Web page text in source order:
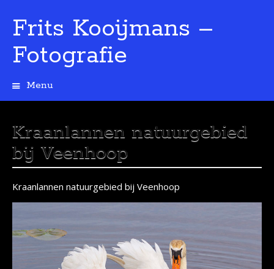
Frits Kooijmans –
Fotografie
Menu
inhoud
Kraanlannen natuurgebied
bij Veenhoop
Kraanlannen natuurgebied bij Veenhoop